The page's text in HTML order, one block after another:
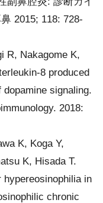
2015; 118: 728-
R, Nakagome K,
produced
signaling.
2018:
K, Koga Y,
K, Hisada T.
hypereosinophilia in
chronic